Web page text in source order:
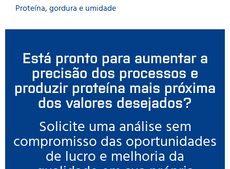
Proteína, gordura e umidade
Está pronto para aumentar a
precisão dos processos e
produzir proteína mais próxima
dos valores desejados?
Solicite uma análise sem
compromisso das oportunidades
de lucro e melhoria da